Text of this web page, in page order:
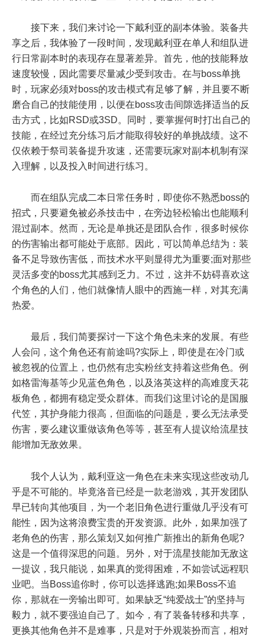
接下来，我们来讨论一下戴利亚的副本体验。装备共
享之后，我体验了一段时间，发现戴利亚在单人和组队进
行日常副本时的表现存在显著差异。首先，他的技能释放
速度较慢，因此需要尽量减少受到攻击。在与boss单挑
时，玩家必须对boss的攻击模式有足够了解，并且要不断
磨合自己的技能使用，以便在boss攻击间隙选择适当的反
击方式，比如RSD或3SD。同时，要掌握何时打出自己的
技能，在经过充分练习后才能取得较好的单挑战绩。这不
仅依赖于祭司装备提升攻速，还需要玩家对副本机制有深
入理解，以及投入时间进行练习。
而在组队完成二本日常任务时，即使你不熟悉boss的
招式，只要避免被必杀技击中，在旁边轻松输出也能顺利
混过副本。然而，无论是单挑还是团队合作，很多时候你
的伤害输出都可能处于底部。因此，可以简单总结为：装
备不足导致伤害低，而技术水平则显得尤为重要;面对那些
灵活多变的boss尤其感到乏力。不过，这并不妨碍喜欢这
个角色的人们，他们就像情人眼中的西施一样，对其充满
热爱。
最后，我们简要探讨一下这个角色未来的发展。有些
人会问，这个角色还有前途吗?实际上，即使是在冷门或
被忽视的位置上，也仍然有忠实粉丝支持着这些角色。例
如格雷海基等少见蓝色角色，以及洛英这样的高难度天花
板角色，都拥有稳定受众群体。而我们这里讨论的是国服
代笠，其护身能力很高，但面临的问题是，要么无法承受
伤害，要么建议重做该角色等等，甚至有人提议给流星技
能增加无敌效果。
我个人认为，戴利亚这一角色在未来实现这些改动几
乎是不可能的。毕竟洛音已经是一款老游戏，其开发团队
早已转向其他项目，为一个老旧角色进行重做几乎没有可
能性，因为这将浪费宝贵的开发资源。此外，如果加强了
老角色的伤害，那么策划又如何推广新推出的新角色呢?
这是一个值得深思的问题。另外，对于流星技能加无敌这
一提议，我只能说，如果真的觉得困难，不如尝试远程职
业吧。当Boss追你时，你可以选择逃跑;如果Boss不追
你，那就在一旁输出即可。如果缺乏“纯爱战士”的坚持与
毅力，就不要强迫自己了。如今，有了装备转移和共享，
更换其他角色并不是难事，只是对于外观装扮而言，相对